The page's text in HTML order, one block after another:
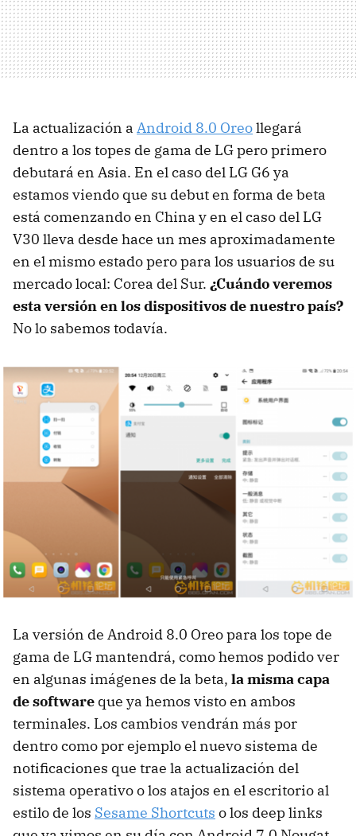
La actualización a Android 8.0 Oreollegará
dentro a los topes de gama de LG pero primero
debutará en Asia. En el caso del LG G6 ya
estamos viendo que su debut en forma de beta
está comenzando en China y en el caso del LG
V30 lleva desde hace un mes aproximadamente
en el mismo estado pero para los usuarios de su
mercado local: Corea del Sur. ¿Cuándo veremos
esta versión en los dispositivos de nuestro país?
No lo sabemos todavía.
La versión de Android 8.0 Oreo para los tope de
gama de LG mantendrá, como hemos podido ver
en algunas imágenes de la beta, la misma capa
de software que ya hemos visto en ambos
terminales. Los cambios vendrán más por
dentro como por ejemplo el nuevo sistema de
notificaciones que trae la actualización del
sistema operativo o los atajos en el escritorio al
estilo de los Sesame Shortcuts o los deep links